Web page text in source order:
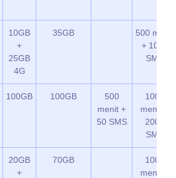
10GB
+
25GB
4G
35GB
500 menit
+ 1000
SMS
100GB 100GB
500
menit +
50 SMS
1000
menit +
2000
SMS
20GB
+
70GB
1000
menit +